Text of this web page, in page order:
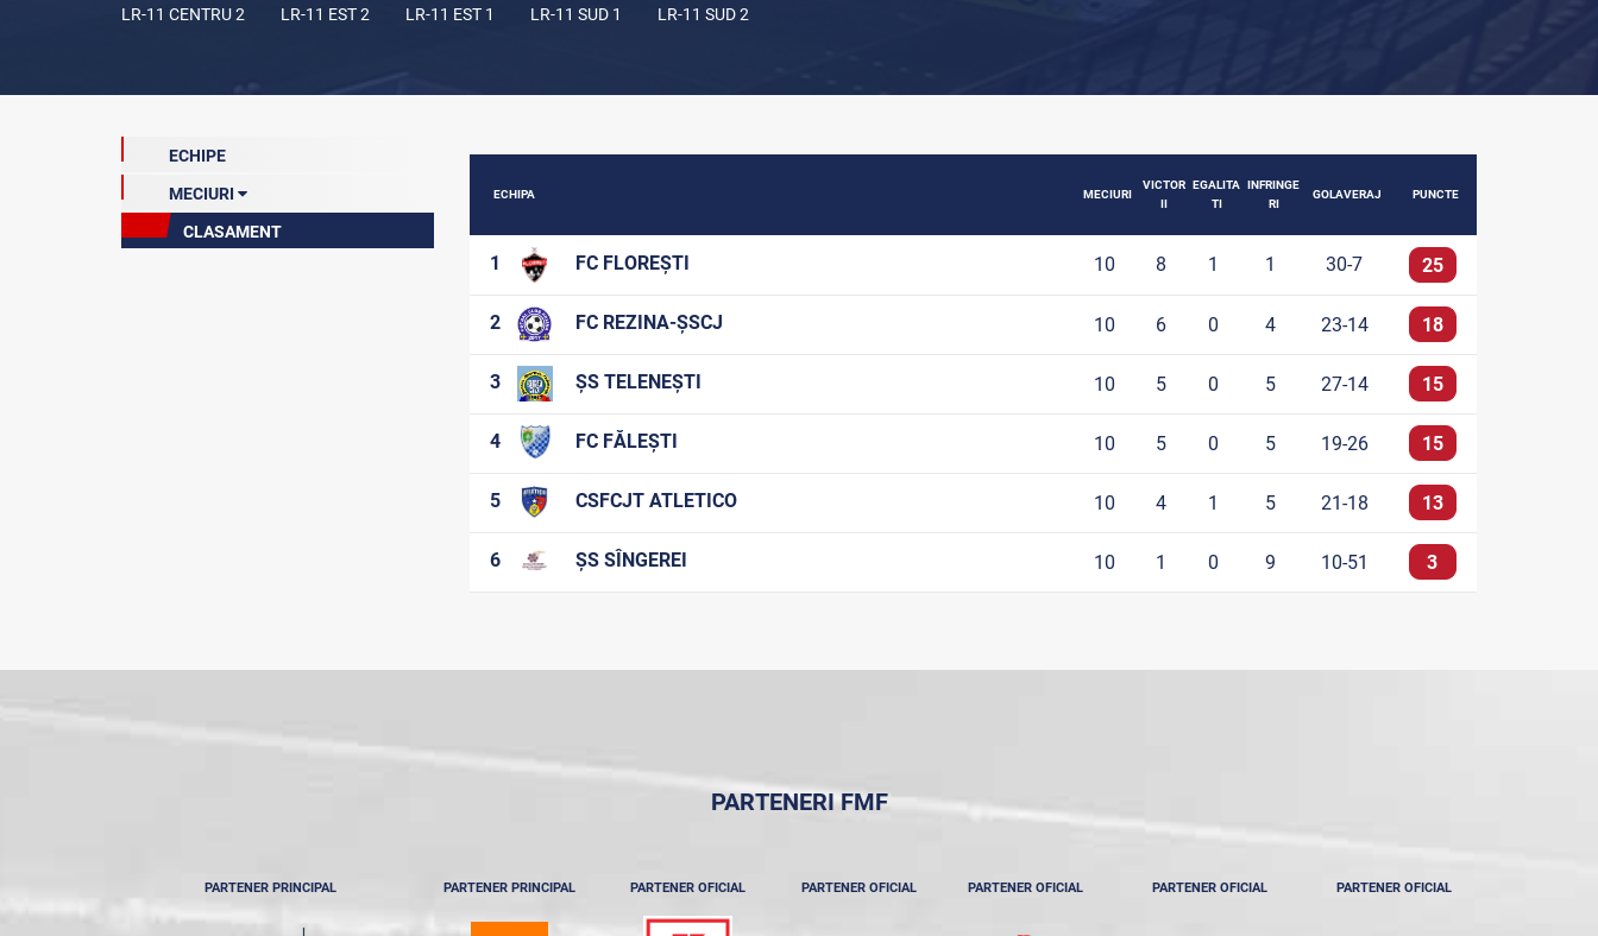
LR-11 CENTRU 2 LR-11 EST 2 LR-11 EST 1 LR-11 SUD 1 LR-11 SUD 2
ECHIPE
MECIURI
Etapa 10 (curentă)
CLASAMENT
ECHIPA MECIURI
VICTOR
II
EGALITA
TI
INFRINGE
RI
GOLAVERAJ PUNCTE
1 FC FLOREȘTI 10 8 1 1 30-7 25
2 FC REZINA-ȘSCJ 10 6 0 4 23-14 18
3 ȘS TELENEȘTI 10 5 0 5 27-14 15
4 FC FĂLEȘTI 10 5 0 5 19-26 15
5 CSFCJT ATLETICO 10 4 1 5 21-18 13
6 ȘS SÎNGEREI 10 1 0 9 10-51 3
PARTENERI FMF
PARTENER PRINCIPAL PARTENER PRINCIPAL PARTENER OFICIAL PARTENER OFICIAL PARTENER OFICIAL PARTENER OFICIAL PARTENER OFICIAL